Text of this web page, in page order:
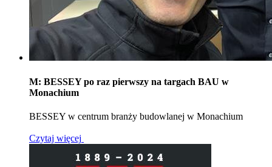
M: BESSEY po raz pierwszy na targach BAU w
Monachium
BESSEY w centrum branży budowlanej w Monachium
Czytaj więcej